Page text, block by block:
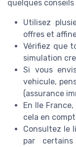
quelques conseils
Utilisez
offres et
Vérifiez que
simulation
Si vous
vehicule,
(assurance
En Ile
cela en
Consultez le
par